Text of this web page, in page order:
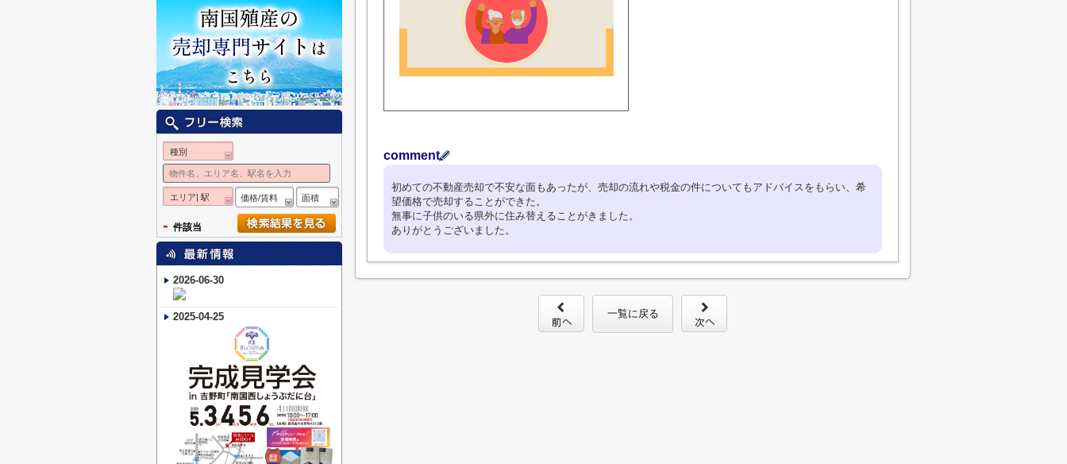
comment
初めての不動産売却で不安な面もあったが、売却の流れや税金の件についてもアドバイスをもらい、希
望価格で売却することができた。
無事に子供のいる県外に住み替えることがきました。
ありがとうございました。
一覧に戻る
種別
エリア| 駅 価格/賃料 面積
- 件該当
2026-06-30
2025-04-25